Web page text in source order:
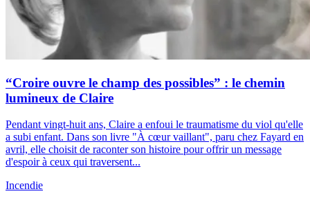
“Croire ouvre le champ des possibles” : le chemin
lumineux de Claire
Pendant vingt-huit ans, Claire a enfoui le traumatisme du viol qu'elle
a subi enfant. Dans son livre "À cœur vaillant", paru chez Fayard en
avril, elle choisit de raconter son histoire pour offrir un message
d'espoir à ceux qui traversent...
Incendie